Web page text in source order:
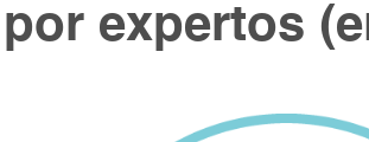
por expertos